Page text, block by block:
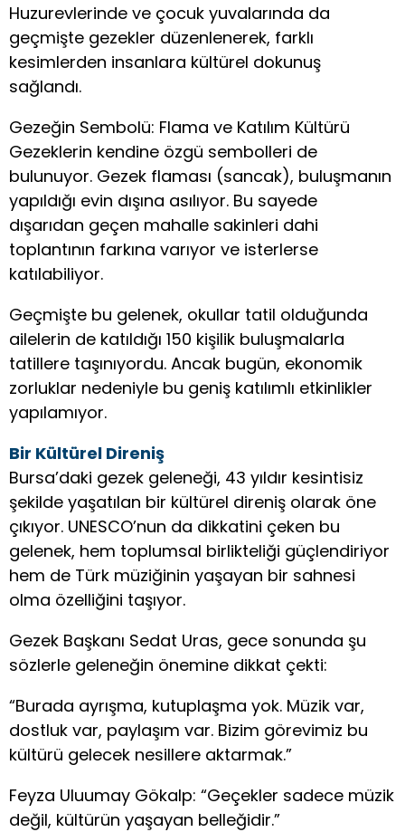
Huzurevlerinde ve çocuk yuvalarında da
geçmişte gezekler düzenlenerek, farklı
kesimlerden insanlara kültürel dokunuş
sağlandı.
Gezeğin Sembolü: Flama ve Katılım Kültürü
Gezeklerin kendine özgü sembolleri de
bulunuyor. Gezek flaması (sancak), buluşmanın
yapıldığı evin dışına asılıyor. Bu sayede
dışarıdan geçen mahalle sakinleri dahi
toplantının farkına varıyor ve isterlerse
katılabiliyor.
Geçmişte bu gelenek, okullar tatil olduğunda
ailelerin de katıldığı 150 kişilik buluşmalarla
tatillere taşınıyordu. Ancak bugün, ekonomik
zorluklar nedeniyle bu geniş katılımlı etkinlikler
yapılamıyor.
Bir Kültürel Direniş
Bursa’daki gezek geleneği, 43 yıldır kesintisiz
şekilde yaşatılan bir kültürel direniş olarak öne
çıkıyor. UNESCO’nun da dikkatini çeken bu
gelenek, hem toplumsal birlikteliği güçlendiriyor
hem de Türk müziğinin yaşayan bir sahnesi
olma özelliğini taşıyor.
Gezek Başkanı Sedat Uras, gece sonunda şu
sözlerle geleneğin önemine dikkat çekti:
“Burada ayrışma, kutuplaşma yok. Müzik var,
dostluk var, paylaşım var. Bizim görevimiz bu
kültürü gelecek nesillere aktarmak.”
Feyza Uluumay Gökalp: “Geçekler sadece müzik
değil, kültürün yaşayan belleğidir.”